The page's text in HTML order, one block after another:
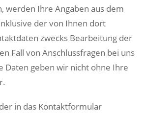
werden Ihre Angaben aus dem
der von Ihnen dort
zwecks Bearbeitung der
Fall von Anschlussfragen bei uns
Daten geben wir nicht ohne Ihre
in das Kontaktformular